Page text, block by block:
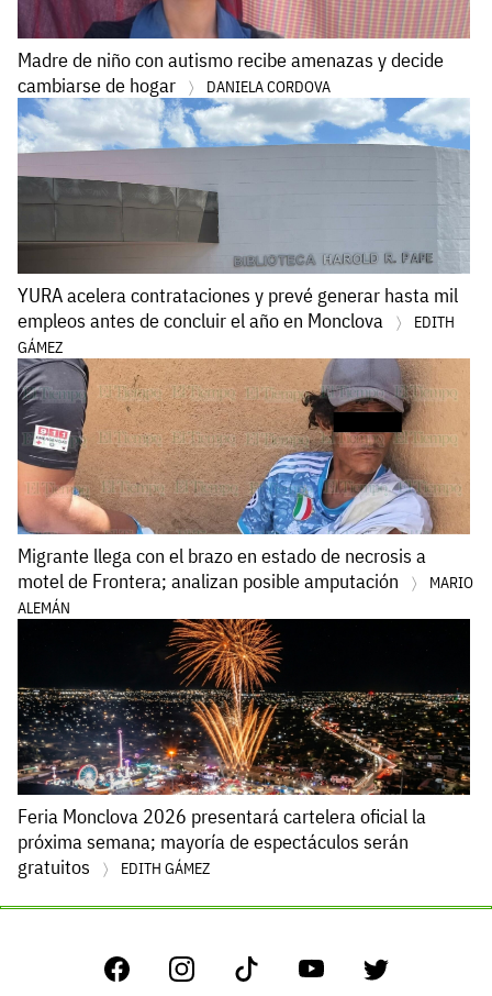
Madre de niño con autismo recibe amenazas y decide
cambiarse de hogar
DANIELA CORDOVA
YURA acelera contrataciones y prevé generar hasta mil
empleos antes de concluir el año en Monclova
EDITH
GÁMEZ
Migrante llega con el brazo en estado de necrosis a
motel de Frontera; analizan posible amputación
MARIO
ALEMÁN
Feria Monclova 2026 presentará cartelera oficial la
próxima semana; mayoría de espectáculos serán
gratuitos
EDITH GÁMEZ